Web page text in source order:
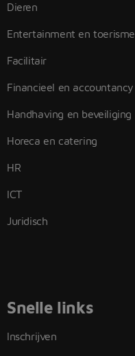
Dieren
Entertainment en toerisme
Facilitair
Financieel en accountancy
Handhaving en beveiliging
Horeca en catering
HR
ICT
Juridisch
Snelle links
Inschrijven